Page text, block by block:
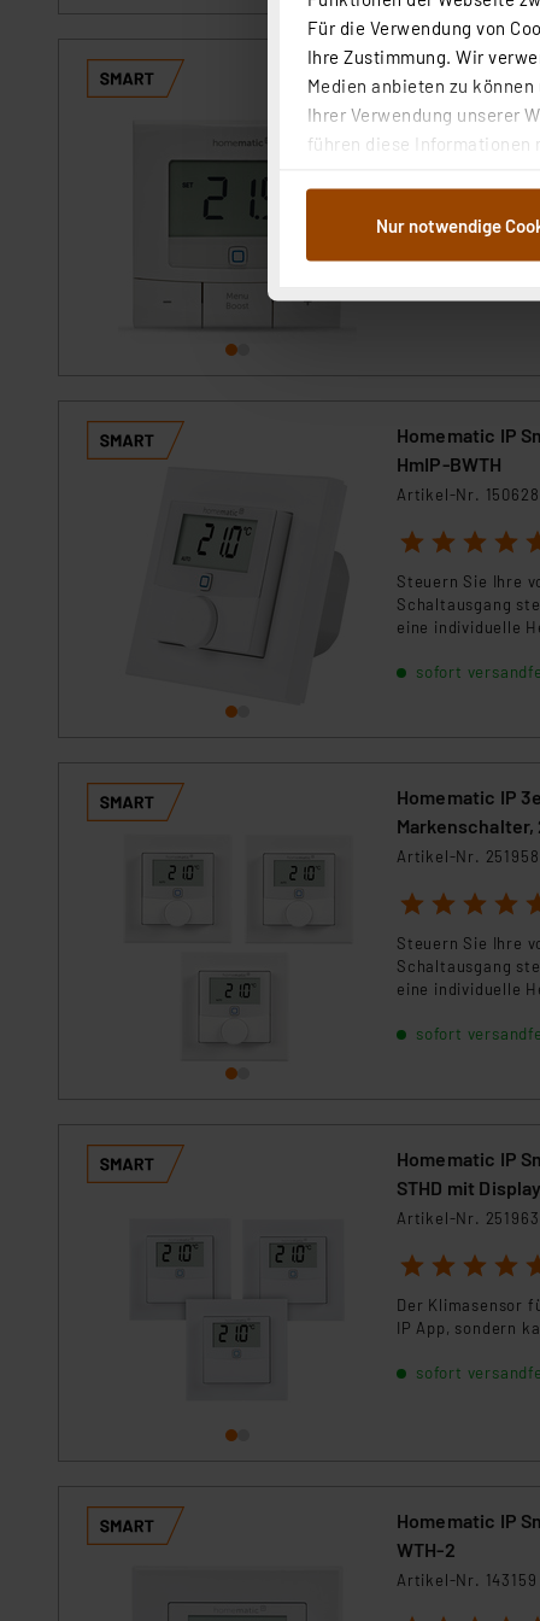
Für die Verwendung von
Ihre Zustimmung. Wir
Medien anbieten zu
Ihrer Verwendung unserer
führen diese Informationen
Weiterverarbeitung für die
Abs.1a DSG-VO) zu. Eine
„Einige Drittanbieter
dieser Drittanbieter
Für die USA besteht kein
Datenschutz nach EU-
Daten in
Unsere Kooperation mit
Kommission sowie einer
Nur notwendige
Homematic IP
1 2 3 4 5
Steuern Sie Ihre
sofort
Homematic IP
HmIP-BWTH
Artikel-Nr. 150628
1 2 3 4 5
Steuern Sie Ihre
Schaltausgang
eine individuelle
sofort
Homematic IP
Markenschalter,
Artikel-Nr. 251958
1 2 3 4 5
Steuern Sie Ihre
Schaltausgang
eine individuelle
sofort
Homematic IP
STHD mit
Artikel-Nr. 251963
1 2 3 4 5
Der Klimasensor
IP App, sondern
sofort
Homematic IP
WTH-2
Artikel-Nr. 143159